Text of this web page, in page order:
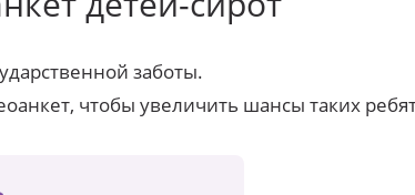
заботы.
чтобы увеличить шансы таких